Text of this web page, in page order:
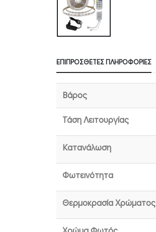
ΕΠΙΠΡΌΣΘΕΤΕΣ ΠΛΗΡΟΦΟΡΊΕΣ
Βάρος
Τάση Λειτουργίας
Κατανάλωση
Φωτεινότητα
Θερμοκρασία Χρώματος